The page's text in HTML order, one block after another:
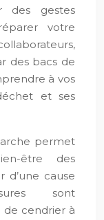
des gestes
votre
des bacs de
à vos
et ses
permet
être des
d’une cause
sont
de cendrier à